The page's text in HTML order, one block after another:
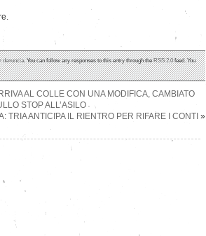
denuncia. You can follow any responses to this entry through theRSS 2.0feed. You
AL COLLE CON UNA MODIFICA, CAMBIATO
STOP ALL’ASILO
TRIA ANTICIPA IL RIENTRO PER RIFARE I CONTI »